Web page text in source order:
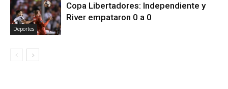
Deportes
Copa Libertadores: Independiente y
River empataron 0 a 0